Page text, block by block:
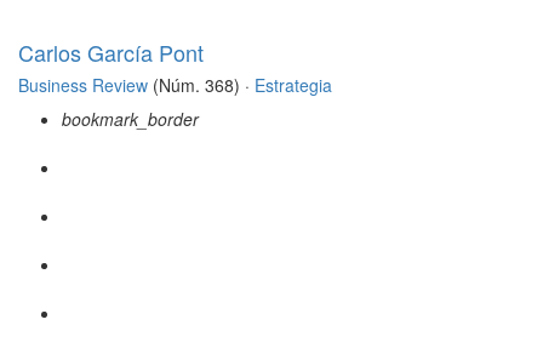
Carlos García Pont
Business Review (Núm. 368) · Estrategia
bookmark_border